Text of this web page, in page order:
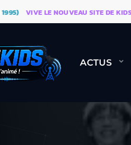
VIVE LE NOUVEAU SITE DE KIDSUNE
ACTUS